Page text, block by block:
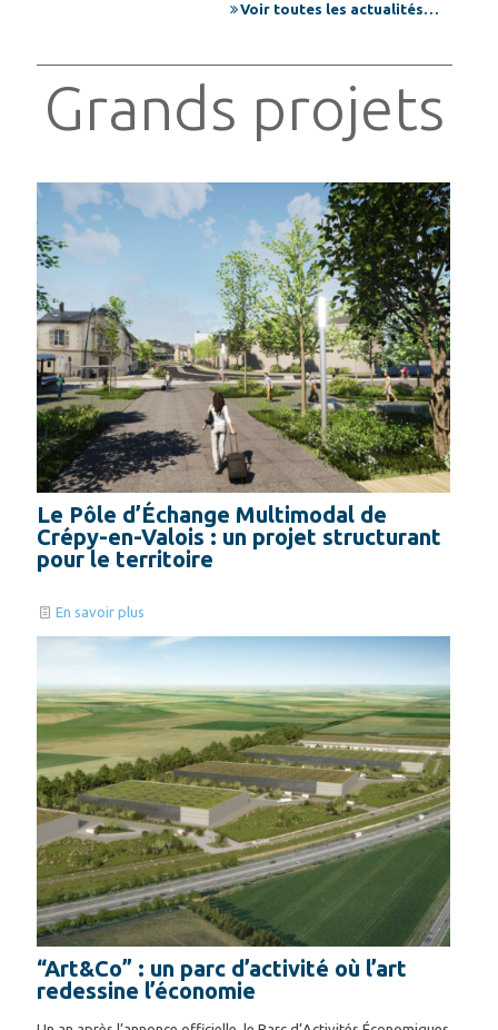
Voir toutes les actualités…
Grands projets
Le Pôle d’Échange Multimodal de
Crépy-en-Valois : un projet structurant
pour le territoire
En savoir plus
“Art&Co” : un parc d’activité où l’art
redessine l’économie